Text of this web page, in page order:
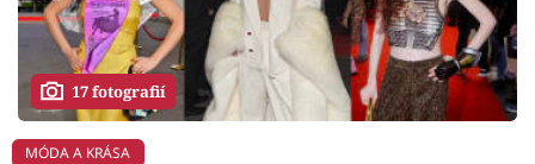
17 fotografií
MÓDA A KRÁSA